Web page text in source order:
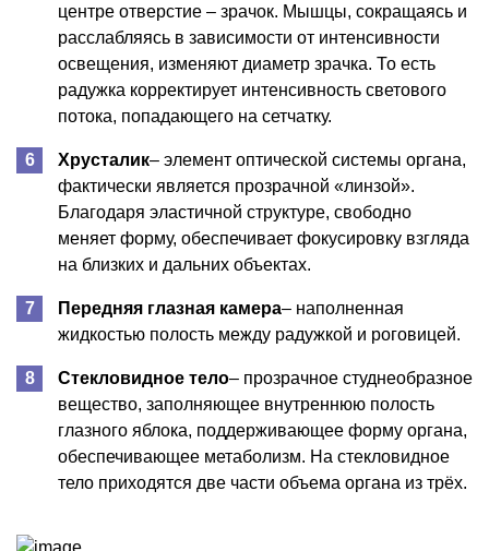
центре отверстие – зрачок. Мышцы, сокращаясь и
расслабляясь в зависимости от интенсивности
освещения, изменяют диаметр зрачка. То есть
радужка корректирует интенсивность светового
потока, попадающего на сетчатку.
Хрусталик– элемент оптической системы органа,
фактически является прозрачной «линзой».
Благодаря эластичной структуре, свободно
меняет форму, обеспечивает фокусировку взгляда
на близких и дальних объектах.
Передняя глазная камера– наполненная
жидкостью полость между радужкой и роговицей.
Стекловидное тело– прозрачное студнеобразное
вещество, заполняющее внутреннюю полость
глазного яблока, поддерживающее форму органа,
обеспечивающее метаболизм. На стекловидное
тело приходятся две части объема органа из трёх.